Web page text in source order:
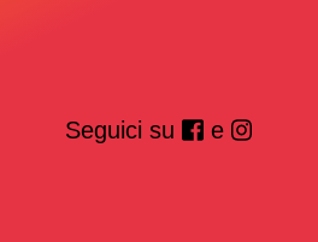
Seguici su e